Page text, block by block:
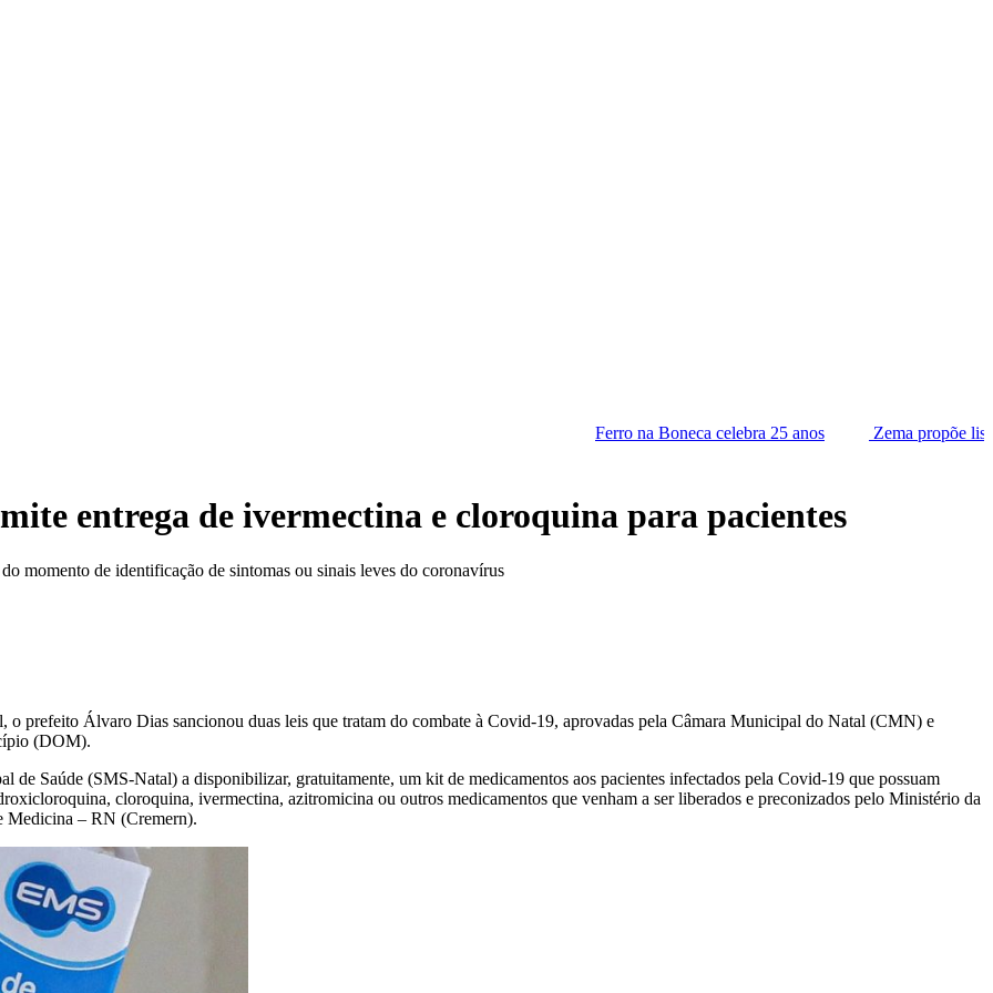
Ferro na Boneca celebra 25 anos
Zema propõe lista tríplice para
entrega de ivermectina e cloroquina para pacientes
momento de identificação de sintomas ou sinais leves do coronavírus
prefeito Álvaro Dias sancionou duas leis que tratam do combate à Covid-19, aprovadas pela Câmara Municipal do Natal (CMN) e
(DOM).
Saúde (SMS-Natal) a disponibilizar, gratuitamente, um kit de medicamentos aos pacientes infectados pela Covid-19 que possuam
cloroquina, ivermectina, azitromicina ou outros medicamentos que venham a ser liberados e preconizados pelo Ministério da
Medicina – RN (Cremern).